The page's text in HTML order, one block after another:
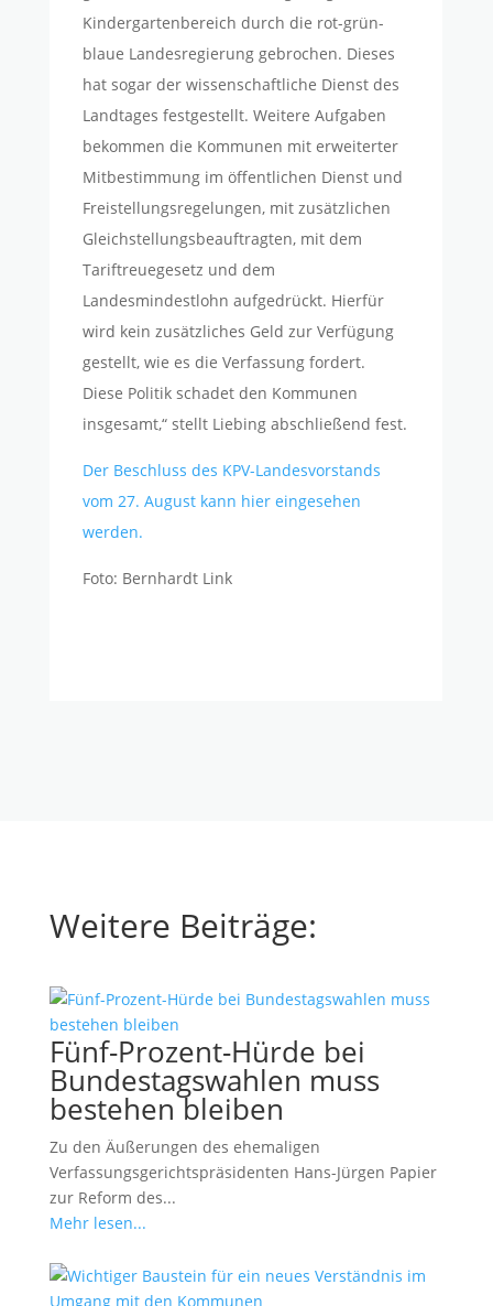
Kindergartenbereich durch die rot-grün-
blaue Landesregierung gebrochen. Dieses
hat sogar der wissenschaftliche Dienst des
Landtages festgestellt. Weitere Aufgaben
bekommen die Kommunen mit erweiterter
Mitbestimmung im öffentlichen Dienst und
Freistellungsregelungen, mit zusätzlichen
Gleichstellungsbeauftragten, mit dem
Tariftreuegesetz und dem
Landesmindestlohn aufgedrückt. Hierfür
wird kein zusätzliches Geld zur Verfügung
gestellt, wie es die Verfassung fordert.
Diese Politik schadet den Kommunen
insgesamt,“ stellt Liebing abschließend fest.
Der Beschluss des KPV-Landesvorstands
vom 27. August kann hier eingesehen
werden.
Foto: Bernhardt Link
Weitere Beiträge:
Fünf-Prozent-Hürde bei
Bundestagswahlen muss
bestehen bleiben
Zu den Äußerungen des ehemaligen
Verfassungsgerichtspräsidenten Hans-Jürgen Papier
zur Reform des...
Mehr lesen...